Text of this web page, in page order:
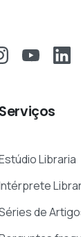
Serviços
Libraria
de